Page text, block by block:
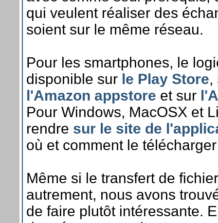
qui veulent réaliser des
soient sur le même réseau.
Pour les smartphones, le
disponible sur le Play Store,
l'Amazon appstore et sur
Pour Windows, MacOSX et
rendre sur le site de
où et comment le
Même si le transfert de
autrement, nous avons
de faire plutôt intéressante.